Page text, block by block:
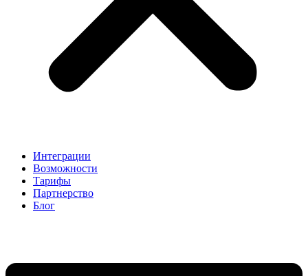
Интеграции
Возможности
Тарифы
Партнерство
Блог